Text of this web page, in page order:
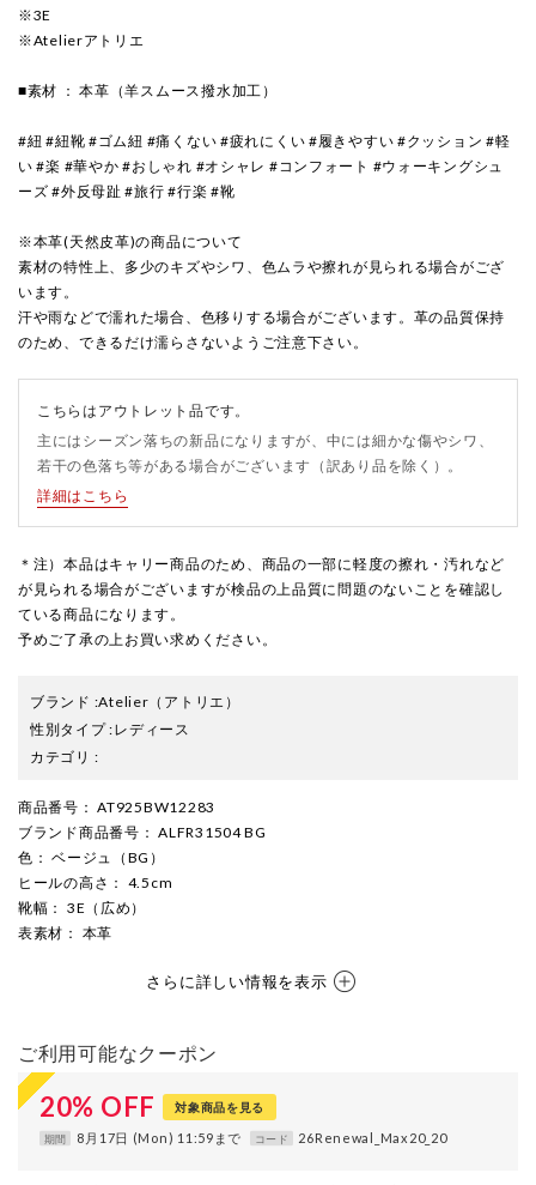
※3E
※Atelierアトリエ
■素材 ： 本革（羊スムース撥水加工）
#紐 #紐靴 #ゴム紐 #痛くない #疲れにくい #履きやすい #クッション #軽
い #楽 #華やか #おしゃれ #オシャレ #コンフォート #ウォーキングシュ
ーズ #外反母趾 #旅行 #行楽 #靴
※本革(天然皮革)の商品について
素材の特性上、多少のキズやシワ、色ムラや擦れが見られる場合がござ
います。
汗や雨などで濡れた場合、色移りする場合がございます。革の品質保持
のため、できるだけ濡らさないようご注意下さい。
こちらはアウトレット品です。
主にはシーズン落ちの新品になりますが、中には細かな傷やシワ、
若干の色落ち等がある場合がございます（訳あり品を除く）。
詳細はこちら
＊注）本品はキャリー商品のため、商品の一部に軽度の擦れ・汚れなど
が見られる場合がございますが検品の上品質に問題のないことを確認し
ている商品になります。
予めご了承の上お買い求めください。
ブランド :Atelier （アトリエ）
性別タイプ:レディース
カテゴリ :
商品番号 ： AT925BW12283
ブランド商品番号 ： ALFR31504 BG
色 ： ベージュ（BG）
ヒールの高さ ： 4.5cm
靴幅 ： 3E（広め）
表素材 ： 本革
さらに詳しい情報を表示
ご利用可能なクーポン
20% OFF 対象商品を見る
期間 8月17日 (Mon) 11:59まで コード 26Renewal_Max20_20